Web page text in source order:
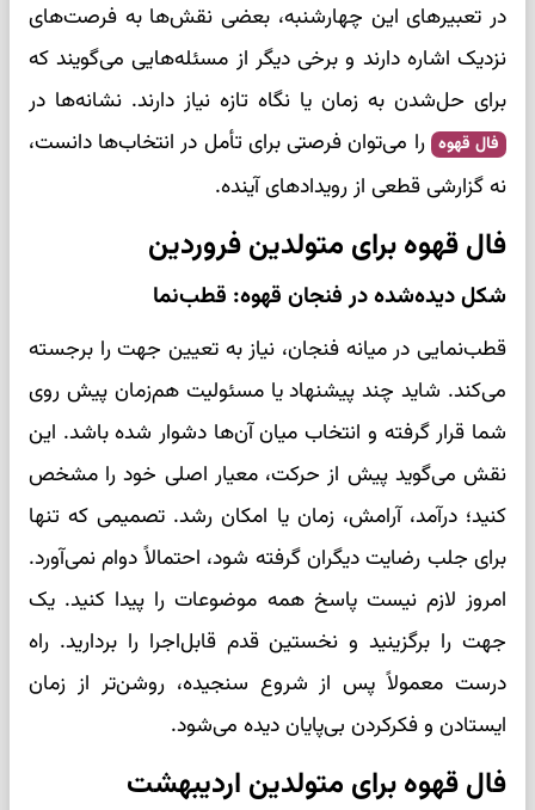
در تعبیرهای این چهارشنبه، بعضی نقش‌ها به فرصت‌های
نزدیک اشاره دارند و برخی دیگر از مسئله‌هایی می‌گویند که
برای حل‌شدن به زمان یا نگاه تازه نیاز دارند. نشانه‌ها در
فال قهوه را می‌توان فرصتی برای تأمل در انتخاب‌ها دانست،
نه گزارشی قطعی از رویدادهای آینده.
فال قهوه برای متولدین فروردین
شکل دیده‌شده در فنجان قهوه: قطب‌نما
قطب‌نمایی در میانه فنجان، نیاز به تعیین جهت را برجسته
می‌کند. شاید چند پیشنهاد یا مسئولیت هم‌زمان پیش روی
شما قرار گرفته و انتخاب میان آن‌ها دشوار شده باشد. این
نقش می‌گوید پیش از حرکت، معیار اصلی خود را مشخص
کنید؛ درآمد، آرامش، زمان یا امکان رشد. تصمیمی که تنها
برای جلب رضایت دیگران گرفته شود، احتمالاً دوام نمی‌آورد.
امروز لازم نیست پاسخ همه موضوعات را پیدا کنید. یک
جهت را برگزینید و نخستین قدم قابل‌اجرا را بردارید. راه
درست معمولاً پس از شروع سنجیده، روشن‌تر از زمان
ایستادن و فکرکردن بی‌پایان دیده می‌شود.
فال قهوه برای متولدین اردیبهشت